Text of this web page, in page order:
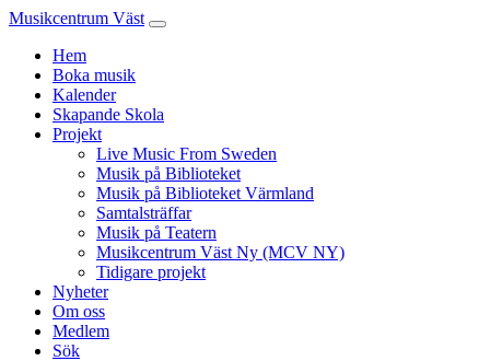
Musikcentrum Väst
Hem
Boka musik
Kalender
Skapande Skola
Projekt
Live Music From Sweden
Musik på Biblioteket
Musik på Biblioteket Värmland
Samtalsträffar
Musik på Teatern
Musikcentrum Väst Ny (MCV NY)
Tidigare projekt
Nyheter
Om oss
Medlem
Sök